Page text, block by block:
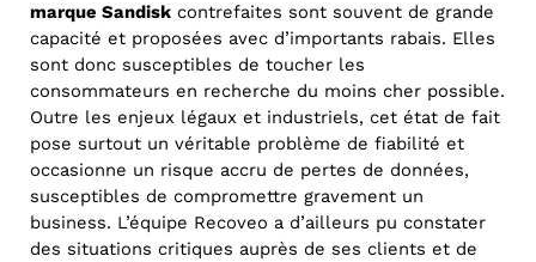
marque Sandisk contrefaites sont souvent de grande
capacité et proposées avec d’importants rabais. Elles
sont donc susceptibles de toucher les
consommateurs en recherche du moins cher possible.
Outre les enjeux légaux et industriels, cet état de fait
pose surtout un véritable problème de fiabilité et
occasionne un risque accru de pertes de données,
susceptibles de compromettre gravement un
business. L’équipe Recoveo a d’ailleurs pu constater
des situations critiques auprès de ses clients et de